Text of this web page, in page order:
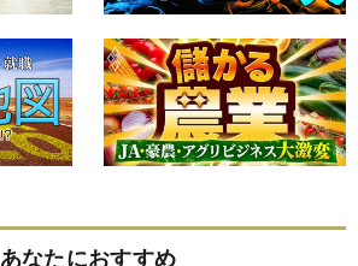
あなたにおすすめ